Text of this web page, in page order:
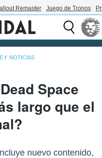
Remaster Juego de Tronos
NOTICIAS
Space
largo que el
nuevo contenido,